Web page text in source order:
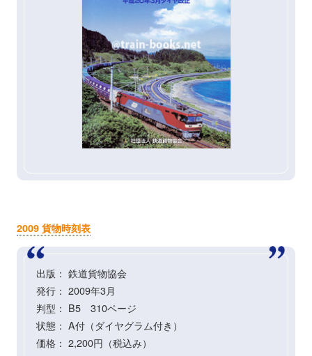
2009 貨物時刻表
出版： 鉄道貨物協会
発行： 2009年3月
判型： B5 310ページ
状態： A付（ダイヤグラム付き）
価格： 2,200円（税込み）